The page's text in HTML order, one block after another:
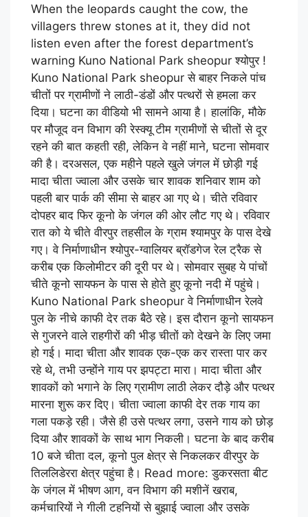
When the leopards caught the cow, the
villagers threw stones at it, they did not
listen even after the forest department’s
warning Kuno National Park sheopur श्योपुर !
Kuno National Park sheopur से बाहर निकले पांच
चीतों पर ग्रामीणों ने लाठी-डंडों और पत्थरों से हमला कर
दिया। घटना का वीडियो भी सामने आया है। हालांकि, मौके
पर मौजूद वन विभाग की रेस्क्यू टीम ग्रामीणों से चीतों से दूर
रहने की बात कहती रही, लेकिन वे नहीं माने, घटना सोमवार
की है। दरअसल, एक महीने पहले खुले जंगल में छोड़ी गई
मादा चीता ज्वाला और उसके चार शावक शनिवार शाम को
पहली बार पार्क की सीमा से बाहर आ गए थे। चीते रविवार
दोपहर बाद फिर कूनो के जंगल की ओर लौट गए थे। रविवार
रात को ये चीते वीरपुर तहसील के ग्राम श्यामपुर के पास देखे
गए। वे निर्माणाधीन श्योपुर-ग्वालियर ब्रॉडगेज रेल ट्रैक से
करीब एक किलोमीटर की दूरी पर थे। सोमवार सुबह ये पांचों
चीते कूनो सायफन के पास से होते हुए कूनो नदी में पहुंचे।
Kuno National Park sheopur वे निर्माणाधीन रेलवे
पुल के नीचे काफी देर तक बैठे रहे। इस दौरान कूनो सायफन
से गुजरने वाले राहगीरों की भीड़ चीतों को देखने के लिए जमा
हो गई। मादा चीता और शावक एक-एक कर रास्ता पार कर
रहे थे, तभी उन्होंने गाय पर झपट्टा मारा। मादा चीता और
शावकों को भगाने के लिए ग्रामीण लाठी लेकर दौड़े और पत्थर
मारना शुरू कर दिए। चीता ज्वाला काफी देर तक गाय का
गला पकड़े रही। जैसे ही उसे पत्थर लगा, उसने गाय को छोड़
दिया और शावकों के साथ भाग निकली। घटना के बाद करीब
10 बजे चीता दल, कूनो पुल क्षेत्र से निकलकर वीरपुर के
तिललिडेररा क्षेत्र पहुंचा है। Read more: डुकरसता बीट
के जंगल में भीषण आग, वन विभाग की मशीनें खराब,
कर्मचारियों ने गीली टहनियों से बुझाई ज्वाला और उसके